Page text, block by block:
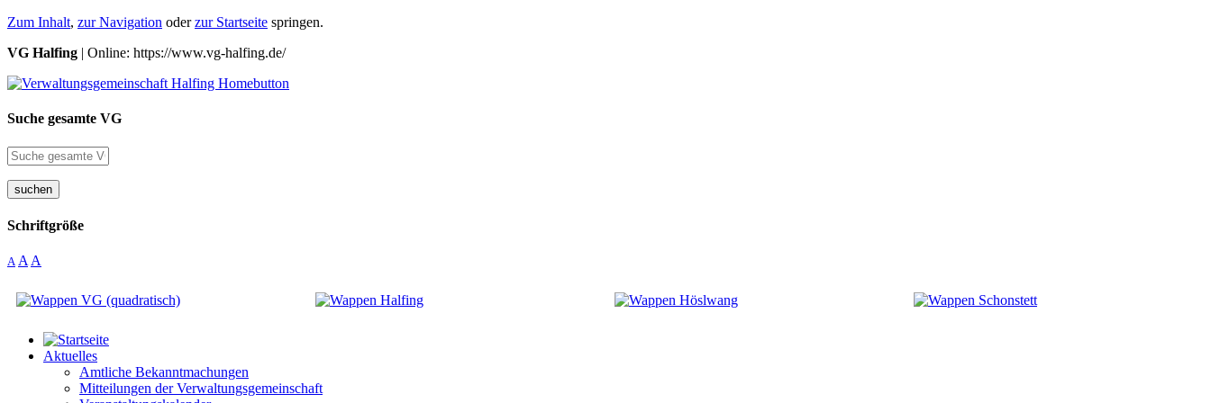
Zum Inhalt, zur Navigation oderzur Startseite springen.
VG Halfing | Online: https://www.vg-halfing.de/
Suche gesamte VG
suchen
Schriftgröße
A A A
Aktuelles
Amtliche Bekanntmachungen
Mitteilungen der Verwaltungsgemeinschaft